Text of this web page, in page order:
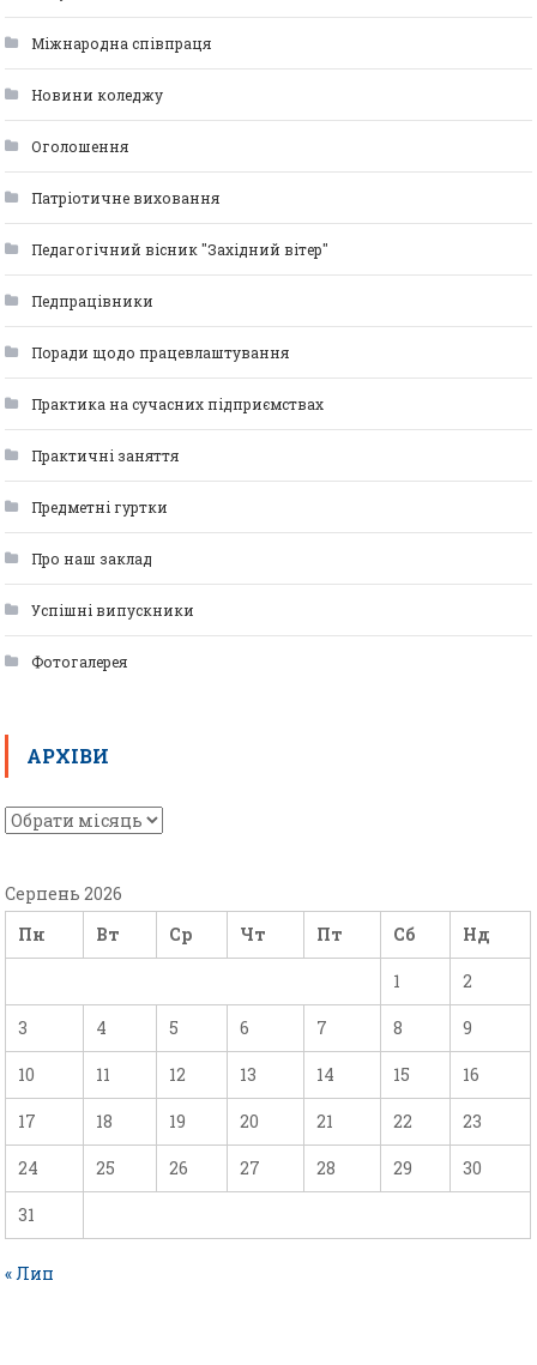
Міжнародна співпраця
Новини коледжу
Оголошення
Патріотичне виховання
Педагогічний вісник "Західний вітер"
Педпрацівники
Поради щодо працевлаштування
Практика на сучасних підприємствах
Практичні заняття
Предметні гуртки
Про наш заклад
Успішні випускники
Фотогалерея
АРХІВИ
Серпень 2026
Пн
Вт Ср Чт Пт Сб Нд
1 2
3 4 5 6 7 8 9
10 11 12 13 14 15 16
17 18 19 20 21 22 23
24 25 26 27 28 29 30
31
« Лип